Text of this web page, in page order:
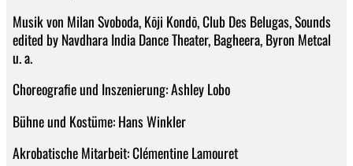
Musik von Milan Svoboda, Kōji Kondō, Club Des Belugas, Sounds
edited by Navdhara India Dance Theater, Bagheera, Byron Metcal
u. a.
Choreografie und Inszenierung: Ashley Lobo
Bühne und Kostüme: Hans Winkler
Akrobatische Mitarbeit: Clémentine Lamouret